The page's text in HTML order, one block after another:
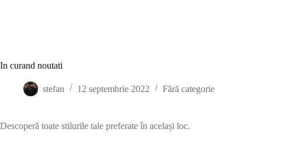
In curand noutati
stefan 12 septembrie 2022 Fără categorie
Descoperă toate stilurile tale preferate în același loc.